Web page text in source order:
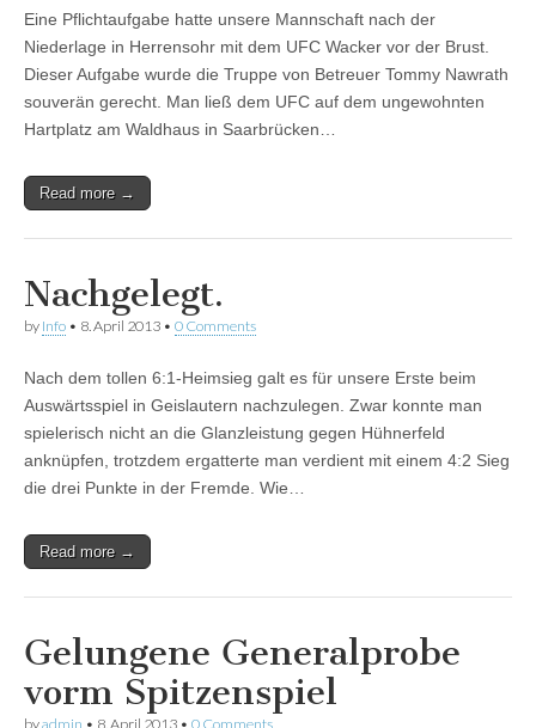
Eine Pflichtaufgabe hatte unsere Mannschaft nach der
Niederlage in Herrensohr mit dem UFC Wacker vor der Brust.
Dieser Aufgabe wurde die Truppe von Betreuer Tommy Nawrath
souverän gerecht. Man ließ dem UFC auf dem ungewohnten
Hartplatz am Waldhaus in Saarbrücken…
Read more →
Nachgelegt.
by Info • 8. April 2013 • 0 Comments
Nach dem tollen 6:1-Heimsieg galt es für unsere Erste beim
Auswärtsspiel in Geislautern nachzulegen. Zwar konnte man
spielerisch nicht an die Glanzleistung gegen Hühnerfeld
anknüpfen, trotzdem ergatterte man verdient mit einem 4:2 Sieg
die drei Punkte in der Fremde. Wie…
Read more →
Gelungene Generalprobe
vorm Spitzenspiel
byadmin • 8. April 2013 • 0 Comments